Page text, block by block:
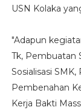
USN Kolaka
"Adapun
Tk, Pembuatan
Sosialisasi
Pembenahan
Kerja Bakti